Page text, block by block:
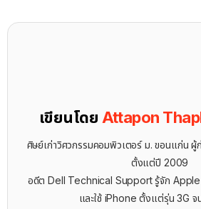
เขียนโดย Attapon
ศิษย์เก่าวิศวกรรมคอมพิวเตอร์ ม. ขอนแก่น
ตั้งแต่ปี 2009
อดีต Dell Technical Support รู้จัก
และใช้ iPhone ตั้งแต่รุ่น 3G จ